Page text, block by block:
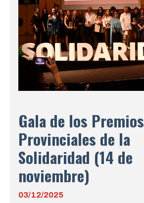
Gala de los Premios
Provinciales de la
Solidaridad (14 de
noviembre)
03/12/2025